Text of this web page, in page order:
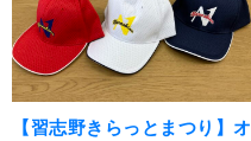
【習志野きらっとまつり】オ